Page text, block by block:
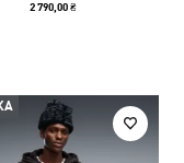
2 790,00 ₴